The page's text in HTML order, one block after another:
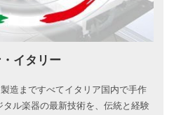
イタリー
造まですべてイタリア国内で手作
ル楽器の最新技術を、伝統と経験